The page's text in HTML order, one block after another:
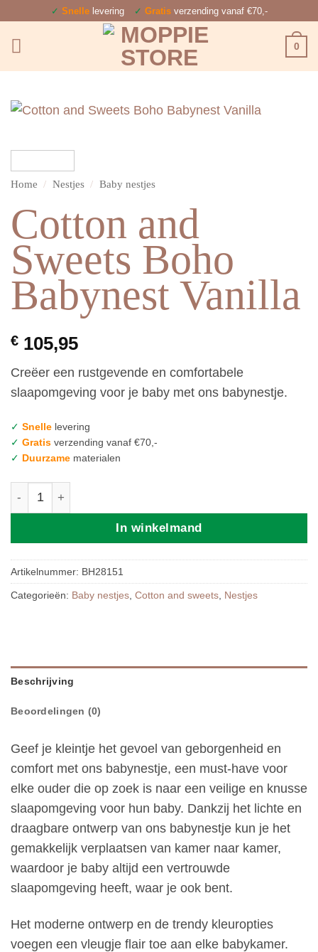
inhoud
✓ Snellelevering ✓ Gratisverzending vanaf €70,-
0
Home / Nestjes / Baby nestjes
Cotton and
Sweets Boho
Babynest Vanilla
€ 105,95
Creëer een rustgevende en comfortabele
slaapomgeving voor je baby met ons babynestje.
✓ Snelle levering
✓ Gratis verzending vanaf €70,-
✓ Duurzame materialen
Cotton and Sweets Boho Babynest Vanilla aantal
In winkelmand
Artikelnummer: BH28151
Categorieën: Baby nestjes, Cotton and sweets, Nestjes
Beschrijving
Beoordelingen (0)
Geef je kleintje het gevoel van geborgenheid en
comfort met ons babynestje, een must-have voor
elke ouder die op zoek is naar een veilige en knusse
slaapomgeving voor hun baby. Dankzij het lichte en
draagbare ontwerp van ons babynestje kun je het
gemakkelijk verplaatsen van kamer naar kamer,
waardoor je baby altijd een vertrouwde
slaapomgeving heeft, waar je ook bent.
Het moderne ontwerp en de trendy kleuropties
voegen een vleugje flair toe aan elke babykamer.